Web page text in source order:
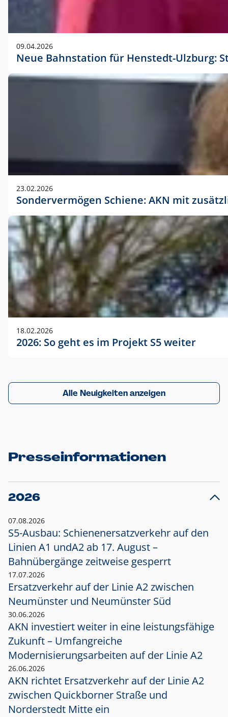
09.04.2026
Neue Bahnstation für Henstedt-Ulzburg:
23.02.2026
Sondervermögen Schiene: AKN mit
18.02.2026
2026: So geht es im Projekt S5 weiter
Alle Neuigkeiten anzeigen
Presseinformationen
2026
07.08.2026
S5-Ausbau: Schienenersatzverkehr auf den
Linien A1 undA2 ab 17. August –
Bahnübergänge zeitweise gesperrt
17.07.2026
Ersatzverkehr auf der Linie A2 zwischen
Neumünster und Neumünster Süd
30.06.2026
AKN investiert weiter in eine leistungsfähige
Zukunft – Umfangreiche
Modernisierungsarbeiten auf der Linie A2
26.06.2026
AKN richtet Ersatzverkehr auf der Linie A2
zwischen Quickborner Straße und
Norderstedt Mitte ein